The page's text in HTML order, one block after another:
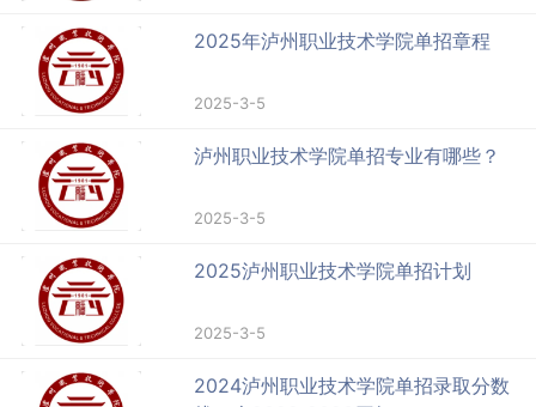
2025年泸州职业技术学院单招章程
2025-3-5
泸州职业技术学院单招专业有哪些？
2025-3-5
2025泸州职业技术学院单招计划
2025-3-5
2024泸州职业技术学院单招录取分数